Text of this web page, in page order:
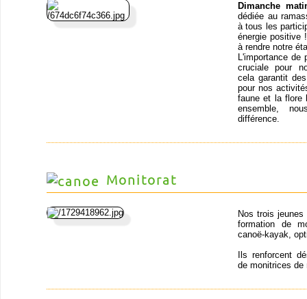
Dimanche
dédiée au
à tous les
énergie positive
à rendre notre
L'importance de
cruciale pour
cela garantit
pour nos
faune et la flore
ensemble,
différence.
Monitorat
Nos trois
formation de
canoë-kayak,
Ils renforcent
de monitrices